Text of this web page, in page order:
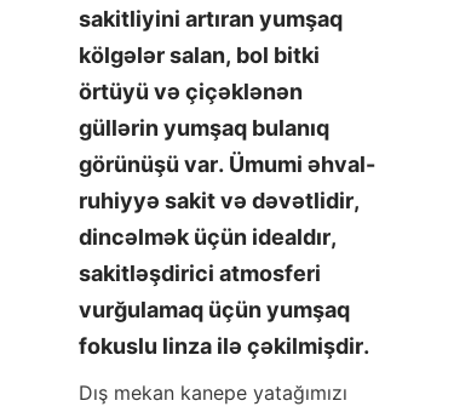
sakitliyini artıran yumşaq
kölgələr salan, bol bitki
örtüyü və çiçəklənən
güllərin yumşaq bulanıq
görünüşü var. Ümumi əhval-
ruhiyyə sakit və dəvətlidir,
dincəlmək üçün idealdır,
sakitləşdirici atmosferi
vurğulamaq üçün yumşaq
fokuslu linza ilə çəkilmişdir.
Dış mekan kanepe yatağımızı